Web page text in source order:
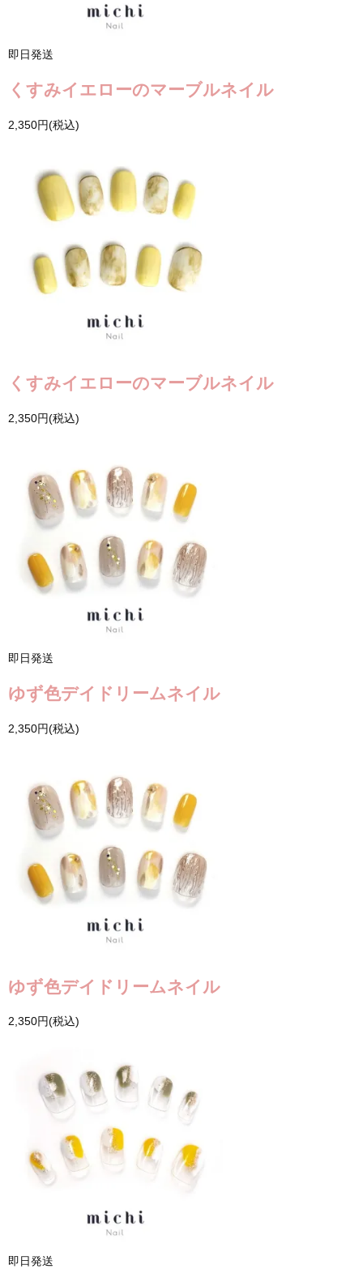
即日発送
くすみイエローのマーブルネイル
2,350円(税込)
くすみイエローのマーブルネイル
2,350円(税込)
即日発送
ゆず色デイドリームネイル
2,350円(税込)
ゆず色デイドリームネイル
2,350円(税込)
即日発送